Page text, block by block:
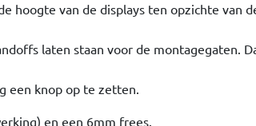
hoogte van de displays ten opzichte van
laten staan voor de montagegaten.
een knop op te zetten.
en een 6mm frees.